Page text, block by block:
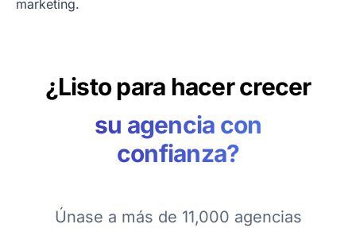
marketing.
¿Listo para hacer crecer
su agencia con
confianza?
Únase a más de 11,000 agencias